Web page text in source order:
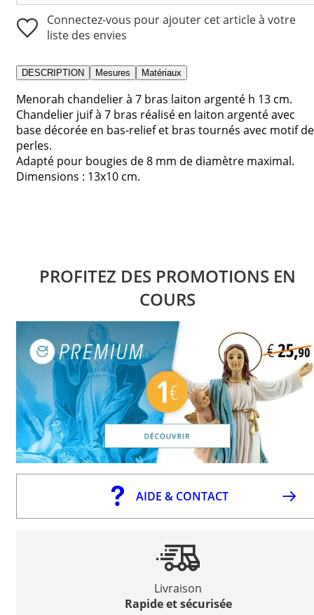
Connectez-vous pour ajouter cet article à votre
liste des envies
DESCRIPTION Mesures Matériaux
Menorah chandelier à 7 bras laiton argenté h 13 cm.
Chandelier juif à 7 bras réalisé en laiton argenté avec
base décorée en bas-relief et bras tournés avec motif de
perles.
Adapté pour bougies de 8 mm de diamètre maximal.
Dimensions : 13x10 cm.
PROFITEZ DES PROMOTIONS EN
COURS
AIDE & CONTACT
Livraison
Rapide et sécurisée